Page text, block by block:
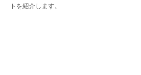
トを紹介します。